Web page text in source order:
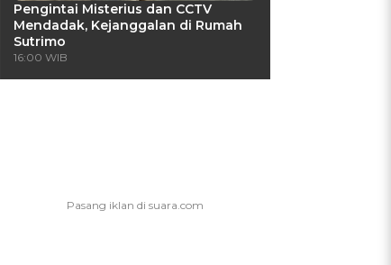
Pengintai Misterius dan CCTV
Mendadak, Kejanggalan di Rumah
Sutrimo
16:00 WIB